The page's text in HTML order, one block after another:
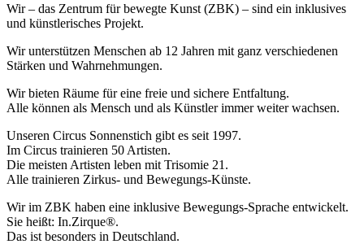
Wir – das Zentrum für bewegte Kunst (ZBK) – sind ein inklusives
und künstlerisches Projekt.
Wir unterstützen Menschen ab 12 Jahren mit ganz verschiedenen
Stärken und Wahrnehmungen.
Wir bieten Räume für eine freie und sichere Entfaltung.
Alle können als Mensch und als Künstler immer weiter wachsen.
Unseren Circus Sonnenstich gibt es seit 1997.
Im Circus trainieren 50 Artisten.
Die meisten Artisten leben mit Trisomie 21.
Alle trainieren Zirkus- und Bewegungs-Künste.
Wir im ZBK haben eine inklusive Bewegungs-Sprache entwickelt.
Sie heißt: In.Zirque®.
Das ist besonders in Deutschland.